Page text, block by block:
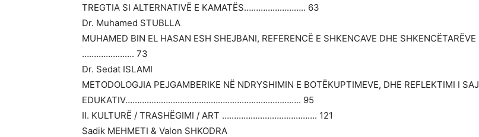
TREGTIA SI ALTERNATIVË E KAMATËS…………………….. 63
Dr. Muhamed STUBLLA
MUHAMED BIN EL HASAN ESH SHEJBANI, REFERENCË E SHKENCAVE DHE SHKENCËTARËVE
…………………. 73
Dr. Sedat ISLAMI
METODOLOGJIA PEJGAMBERIKE NË NDRYSHIMIN E BOTËKUPTIMEVE, DHE REFLEKTIMI I SAJ
EDUKATIV……………………………………………………………….. 95
II. KULTURË / TRASHËGIMI / ART …………………………………. 121
Sadik MEHMETI & Valon SHKODRA